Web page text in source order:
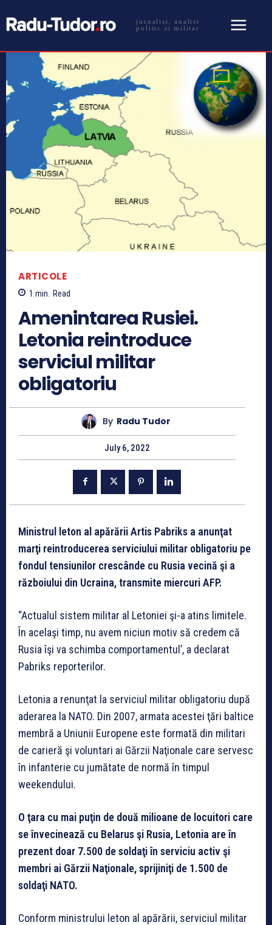
jurnalist, analist
politic si militar
ARTICOLE
1 min. Read
Amenintarea Rusiei.
Letonia reintroduce
serviciul militar
obligatoriu
By Radu Tudor
July 6, 2022
Ministrul leton al apărării Artis Pabriks a anunţat
marţi reintroducerea serviciului militar obligatoriu pe
fondul tensiunilor crescânde cu Rusia vecină şi a
războiului din Ucraina, transmite miercuri AFP.
“Actualul sistem militar al Letoniei şi-a atins limitele.
În acelaşi timp, nu avem niciun motiv să credem că
Rusia îşi va schimba comportamentul’, a declarat
Pabriks reporterilor.
Letonia a renunţat la serviciul militar obligatoriu după
aderarea la NATO. Din 2007, armata acestei ţări baltice
membră a Uniunii Europene este formată din militari
de carieră şi voluntari ai Gărzii Naţionale care servesc
în infanterie cu jumătate de normă în timpul
weekendului.
O ţara cu mai puţin de două milioane de locuitori care
se învecinează cu Belarus şi Rusia, Letonia are în
prezent doar 7.500 de soldaţi în serviciu activ şi
membri ai Gărzii Naţionale, sprijiniţi de 1.500 de
soldaţi NATO.
Conform ministrului leton al apărării, serviciul militar